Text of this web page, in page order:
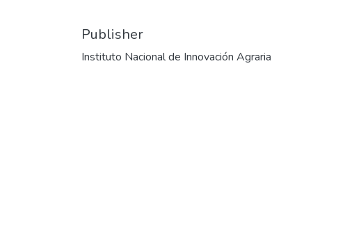
Publisher
Instituto Nacional de Innovación Agraria